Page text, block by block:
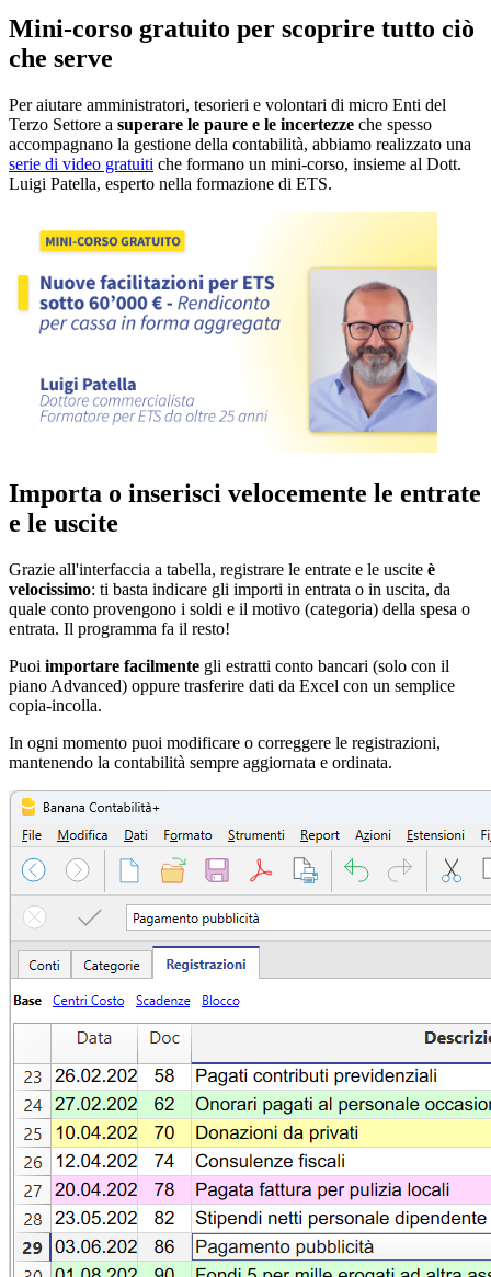
Mini-corso gratuito per scoprire tutto ciò
che serve
Per aiutare amministratori, tesorieri e volontari di micro Enti del
Terzo Settore a superare le paure e le incertezze che spesso
accompagnano la gestione della contabilità, abbiamo realizzato una
serie di video gratuiti che formano un mini-corso, insieme al Dott.
Luigi Patella, esperto nella formazione di ETS.
Importa o inserisci velocemente le entrate
e le uscite
Grazie all'interfaccia a tabella, registrare le entrate e le uscite è
velocissimo: ti basta indicare gli importi in entrata o in uscita, da
quale conto provengono i soldi e il motivo (categoria) della spesa o
entrata. Il programma fa il resto!
Puoi importare facilmente gli estratti conto bancari (solo con il
piano Advanced) oppure trasferire dati da Excel con un semplice
copia-incolla.
In ogni momento puoi modificare o correggere le registrazioni,
mantenendo la contabilità sempre aggiornata e ordinata.